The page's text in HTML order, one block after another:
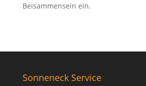
Beisammensein ein.
Sonneneck Service